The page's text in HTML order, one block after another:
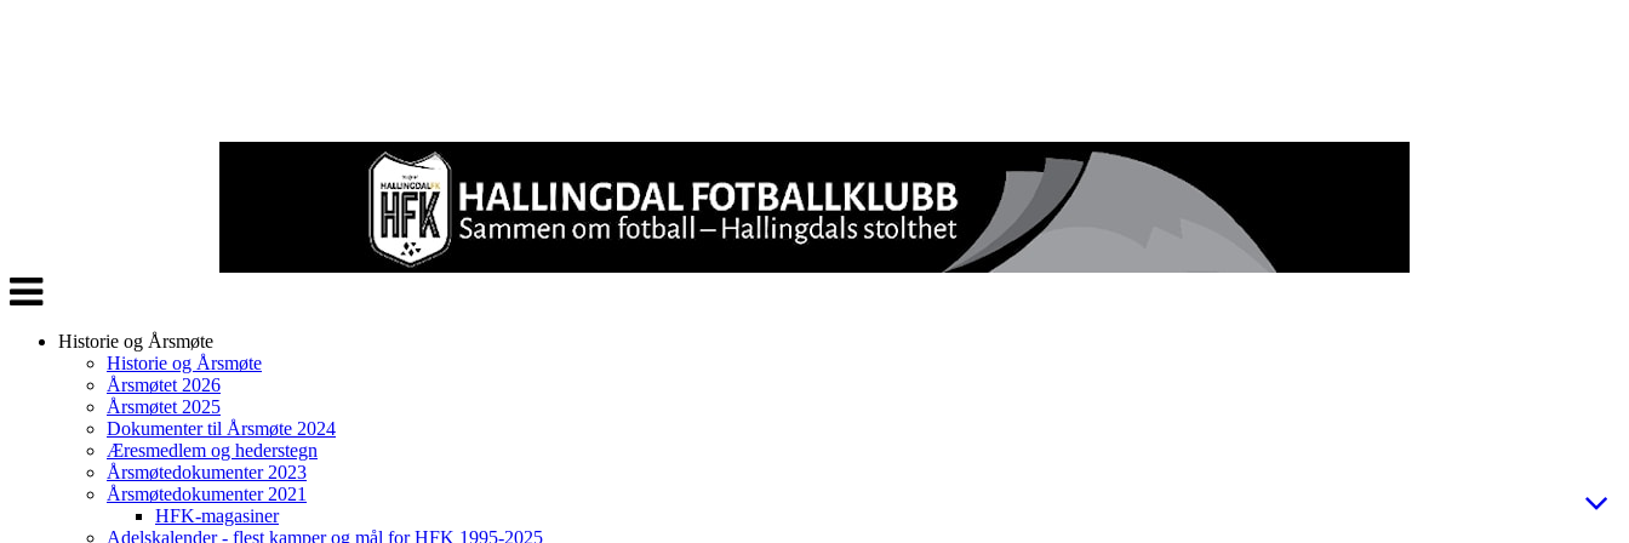
Veksle
navigasjon
Historie og Årsmøte
Historie og Årsmøte
Årsmøtet 2026
Årsmøtet 2025
Dokumenter til Årsmøte 2024
Æresmedlem og hederstegn
Årsmøtedokumenter 2023
Årsmøtedokumenter 2021
HFK-magasiner
Adelskalender - flest kamper og mål for HFK 1995-2025